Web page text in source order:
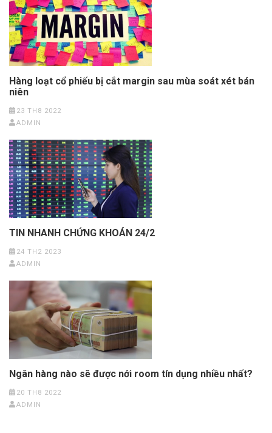
Hàng loạt cổ phiếu bị cắt margin sau mùa soát xét bán
niên
23 TH8 2022
ADMIN
TIN NHANH CHỨNG KHOÁN 24/2
24 TH2 2023
ADMIN
Ngân hàng nào sẽ được nới room tín dụng nhiều nhất?
20 TH8 2022
ADMIN